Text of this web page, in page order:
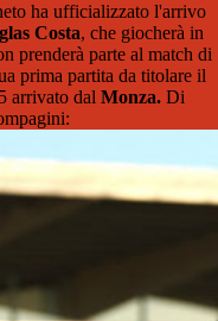
ha ufficializzato l'arrivo
Costa, che giocherà in
prenderà parte al match di
prima partita da titolare il
arrivato dal Monza. Di